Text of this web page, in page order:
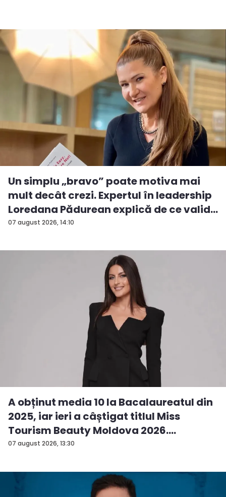
07 august 2026, 14:10
Un simplu „bravo” poate motiva mai
mult decât crezi. Expertul în leadership
Loredana Pădurean explică de ce valid...
07 august 2026, 13:30
A obținut media 10 la Bacalaureatul din
2025, iar ieri a câștigat titlul Miss
Tourism Beauty Moldova 2026.
Andreea...